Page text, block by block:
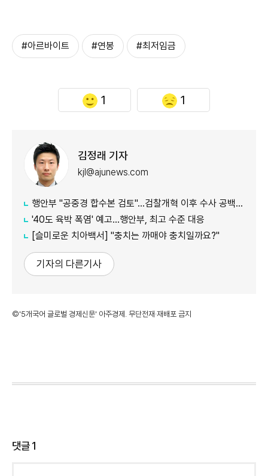
#아르바이트 #연봉 #최저임금
1 1
김정래 기자
kjl@ajunews.com
행안부 "공중경 합수본 검토"…검찰개혁 이후 수사 공백 대응 나서
'40도 육박 폭염' 예고…행안부, 최고 수준 대응
[슬미로운 치아백서] "충치는 까매야 충치일까요?"
기자의 다른기사
©'5개국어 글로벌 경제신문' 아주경제. 무단전재·재배포 금지
댓글1